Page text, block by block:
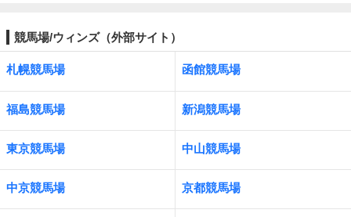
競馬場/ウィンズ（外部サイト）
札幌競馬場 函館競馬場
福島競馬場 新潟競馬場
東京競馬場 中山競馬場
中京競馬場 京都競馬場